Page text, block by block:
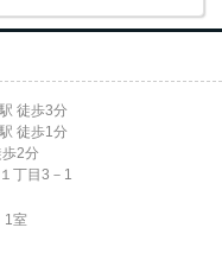
駅 徒歩3分
駅 徒歩1分
歩2分
１丁目3－1
1室